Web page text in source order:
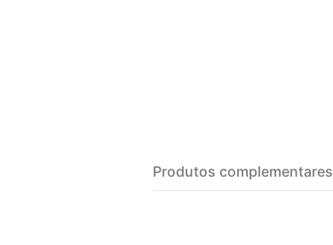
Produtos complementares